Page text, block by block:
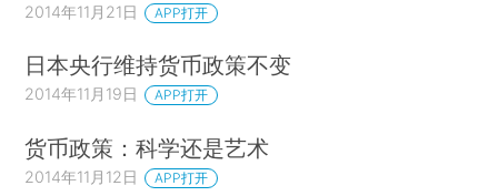
2014年11月21日 APP打开
日本央行维持货币政策不变
2014年11月19日 APP打开
货币政策：科学还是艺术
2014年11月12日 APP打开